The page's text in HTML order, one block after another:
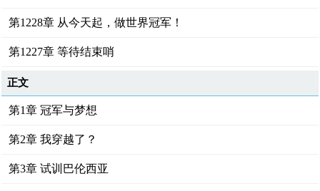
第1228章 从今天起，做世界冠军！
第1227章 等待结束哨
正文
第1章 冠军与梦想
第2章 我穿越了？
第3章 试训巴伦西亚